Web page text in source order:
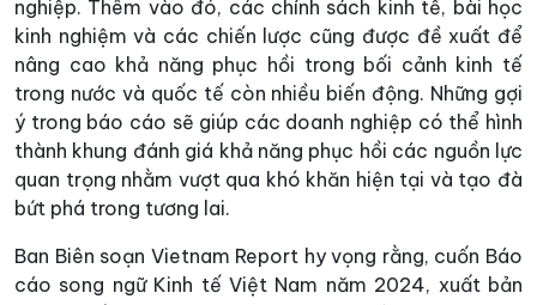
nghiệp. Thêm vào đó, các chính sách kinh tế, bài học
kinh nghiệm và các chiến lược cũng được đề xuất để
nâng cao khả năng phục hồi trong bối cảnh kinh tế
trong nước và quốc tế còn nhiều biến động. Những gợi
ý trong báo cáo sẽ giúp các doanh nghiệp có thể hình
thành khung đánh giá khả năng phục hồi các nguồn lực
quan trọng nhằm vượt qua khó khăn hiện tại và tạo đà
bứt phá trong tương lai.
Ban Biên soạn Vietnam Report hy vọng rằng, cuốn Báo
cáo song ngữ Kinh tế Việt Nam năm 2024, xuất bản